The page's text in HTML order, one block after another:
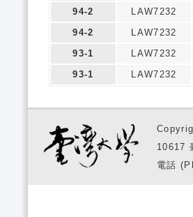
94-2
LAW7232
94-2
LAW7232
93-1
LAW7232
93-1
LAW7232
10617
電話